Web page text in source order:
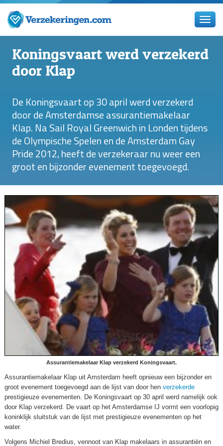
Koningsvaart werd verzekerd
door Klap
De Koningsvaart op 30 april werd verzekerd
door de Amsterdamse assurantiemakelaar
Klap. Na Sail Royal Greenwich in Londen tijdens
de Olympische Spelen en de Amsterdam Gay
Pride 2012, heeft de verzekeraar nu weer een
groot en bijzonder evenement toegevoegd.
Assurantiemakelaar Klap verzekerd Koningsvaart.
Assurantiemakelaar Klap uit Amsterdam heeft opnieuw een bijzonder en
groot evenement toegevoegd aan de lijst van door hen verzekerde
prestigieuze evenementen. De Koningsvaart op 30 april werd namelijk ook
door Klap verzekerd. De vaart op het Amsterdamse IJ vormt een voorlopig
koninklijk sluitstuk van de lijst met prestigieuze evenementen op het
water.
Volgens Michiel Bredius, vennoot van Klap makelaars in assurantiën en